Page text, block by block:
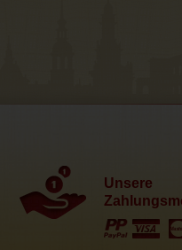
Unsere